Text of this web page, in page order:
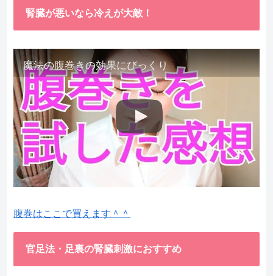
腎臓が悪いなら冷えが大敵！
魔法の腹巻きの効果にびっくり
腹巻はここで買えます＾＾
官足法・足裏の腎臓刺激におすすめ